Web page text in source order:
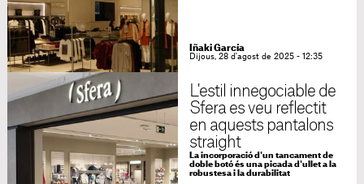
Iñaki García
Dijous, 28 d'agost de 2025 - 12:35
L'estil innegociable de
Sfera es veu reflectit
en aquests pantalons
straight
La incorporació d'un tancament de
doble botó és una picada d'ullet a la
robustesa i la durabilitat